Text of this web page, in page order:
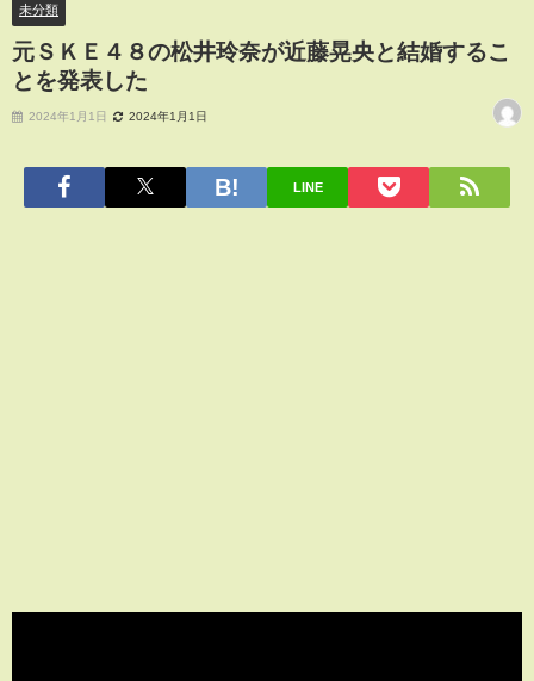
未分類
元ＳＫＥ４８の松井玲奈が近藤晃央と結婚するこ
とを発表した
2024年1月1日 2024年1月1日
LINE